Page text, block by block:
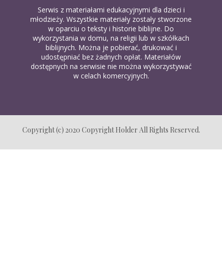
Serwis z materiałami edukacyjnymi dla dzieci i
młodzieży. Wszystkie materiały zostały stworzone
w oparciu o teksty i historie biblijne. Do
wykorzystania w domu, na religii lub w szkółkach
biblijnych. Można je pobierać, drukować i
udostępniać bez żadnych opłat. Materiałów
dostępnych na serwisie nie można wykorzystywać
w celach komercyjnych.
Copyright (c) 2020 Copyright Holder All Rights Reserved.